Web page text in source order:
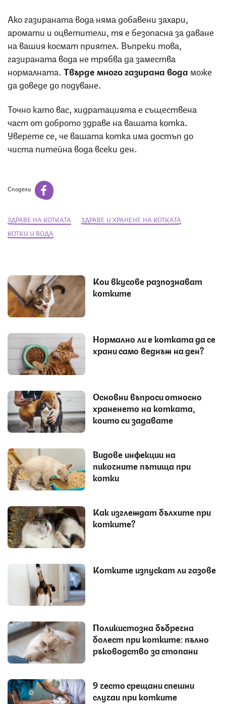
Ако газираната вода няма добавени захари,
аромати и оцветители, тя е безопасна за даване
на вашия космат приятел. Въпреки това,
газираната вода не трябва да замества
нормалната. Твърде много газирана вода може
да доведе до подуване.
Точно като вас, хидратацията е съществена
част от доброто здраве на вашата котка.
Уверете се, че вашата котка има достъп до
чиста питейна вода всеки ден.
Сподели
ЗДРАВЕ НА КОТКАТА
ЗДРАВЕ И ХРАНЕНЕ НА КОТКАТА
КОТКИ И ВОДА
Кои вкусове разпознават
котките
Нормално ли е котката да се
храни само веднъж на ден?
Основни въпроси относно
храненето на котката,
които си задавате
Видове инфекции на
пикочните пътища при
котки
Как изглеждат бълхите при
котките?
Котките изпускат ли газове
Поликистозна бъбречна
болест при котките: пълно
ръководство за стопани
9 често срещани спешни
случаи при котките